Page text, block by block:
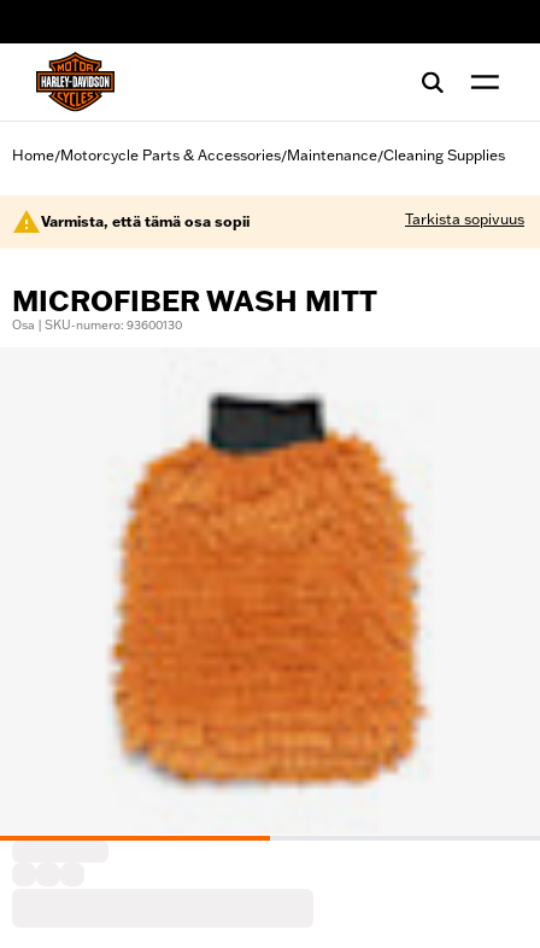
Home/Motorcycle Parts & Accessories/Maintenance/Cleaning Supplies
Varmista, että tämä osa sopii Tarkista sopivuus
MICROFIBER WASH MITT
Osa | SKU-numero: 93600130